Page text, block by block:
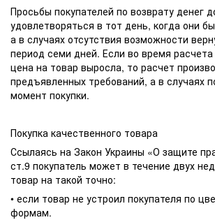
Просьбы покупателей по возврату денег
удовлетворяться в тот день, когда они
а в случаях отсутствия возможности
период семи дней. Если во время
цена на товар выросла, то расчет
предъявленных требований, а в случаях
момент покупки.
Покупка качественного товара
Ссылаясь на Закон Украины «О защите
ст.9 покупатель может в течение двух
товар на такой точно:
• если товар не устроил покупателя по
формам.